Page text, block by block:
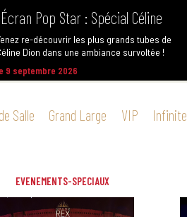
Pop Star : Spécial Céline
re-découvrir les plus grands tubes de
Dion dans une ambiance survoltée !
9 septembre 2026
Salle Grand Large VIP Infinite
EVENEMENTS-SPECIAUX